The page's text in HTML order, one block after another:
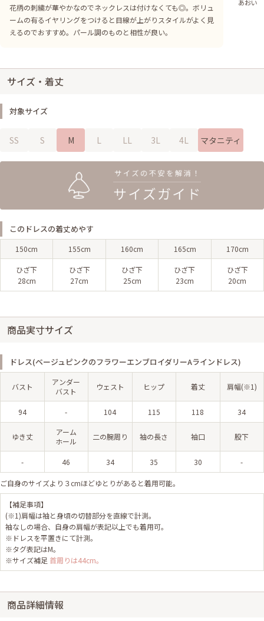
花柄の刺繍が華やかなのでネックレスは付けなくても◎。ボリュ
ームの有るイヤリングをつけると目線が上がりスタイルがよく見
えるのでおすすめ。パール調のものと相性が良い。
あおい
サイズ・着丈
対象サイズ
SS S M L LL 3L 4L マタニティ
このドレスの着丈めやす
150cm 155cm 160cm 165cm 170cm
ひざ下
28cm
ひざ下
27cm
ひざ下
25cm
ひざ下
23cm
ひざ下
20cm
商品実寸サイズ
ドレス(ベージュピンクのフラワーエンブロイダリーAラインドレス)
バスト
アンダー
バスト
ウェスト ヒップ 着丈 肩幅(※1)
94 - 104 115 118 34
ゆき丈
アーム
ホール
二の腕周り 袖の長さ 袖口 股下
- 46 34 35 30 -
ご自身のサイズより３cmほどゆとりがあると着用可能。
【補足事項】
(※1)肩幅は袖と身頃の切替部分を直線で計測。
袖なしの場合、自身の肩幅が表記以上でも着用可。
※ドレスを平置きにて計測。
※タグ表記はM。
※サイズ補足 首周りは44cm。
商品詳細情報